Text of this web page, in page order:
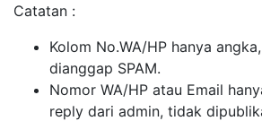
Catatan :
Kolom No.WA/HP hanya
dianggap SPAM.
Nomor WA/HP atau Email
reply dari admin, tidak